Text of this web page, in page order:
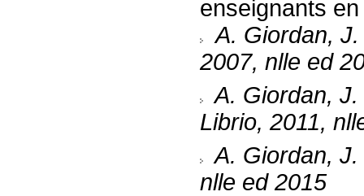
enseignants
A. Giordan,
2007, nlle ed
A. Giordan,
Librio, 2011,
A. Giordan,
nlle ed 2015